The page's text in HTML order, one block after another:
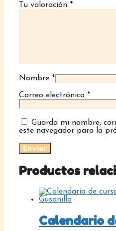
Tu valoración *
Nombre *
Correo electrónico *
Guarda mi nombre,
este navegador para la
Productos
Calendario